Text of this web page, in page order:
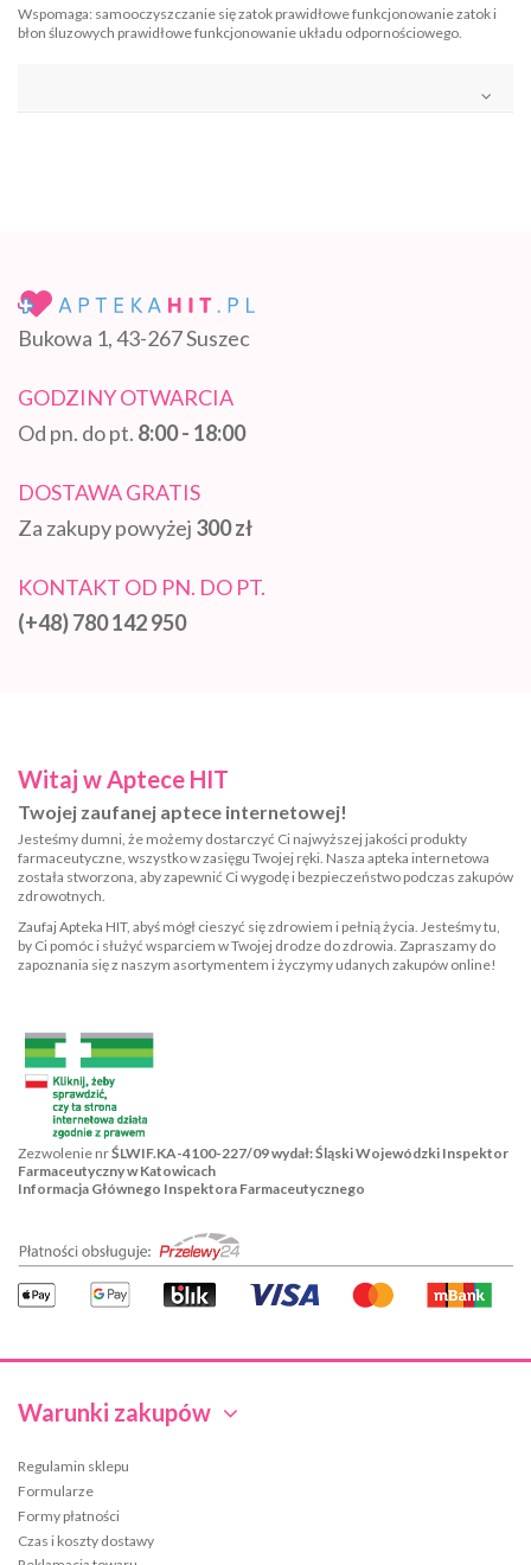
Wspomaga: samooczyszczanie się zatok prawidłowe funkcjonowanie zatok i
błon śluzowych prawidłowe funkcjonowanie układu odpornościowego.
Bukowa 1, 43-267 Suszec
GODZINY OTWARCIA
Od pn. do pt. 8:00 - 18:00
DOSTAWA GRATIS
Za zakupy powyżej 300 zł
KONTAKT OD PN. DO PT.
(+48) 780 142 950
Warunki zakupów
Regulamin sklepu
Formularze
Formy płatności
Czas i koszty dostawy
Witaj w Aptece HIT
Twojej zaufanej aptece internetowej!
Jesteśmy dumni, że możemy dostarczyć Ci najwyższej jakości produkty
farmaceutyczne, wszystko w zasięgu Twojej ręki. Nasza apteka internetowa
została stworzona, aby zapewnić Ci wygodę i bezpieczeństwo podczas zakupów
zdrowotnych.
Zaufaj Apteka HIT, abyś mógł cieszyć się zdrowiem i pełnią życia. Jesteśmy tu,
by Ci pomóc i służyć wsparciem w Twojej drodze do zdrowia. Zapraszamy do
zapoznania się z naszym asortymentem i życzymy udanych zakupów online!
Zezwolenie nrŚLWIF.KA-4100-227/09 wydał: Śląski Wojewódzki Inspektor
Farmaceutyczny w Katowicach
Informacja Głównego Inspektora Farmaceutycznego